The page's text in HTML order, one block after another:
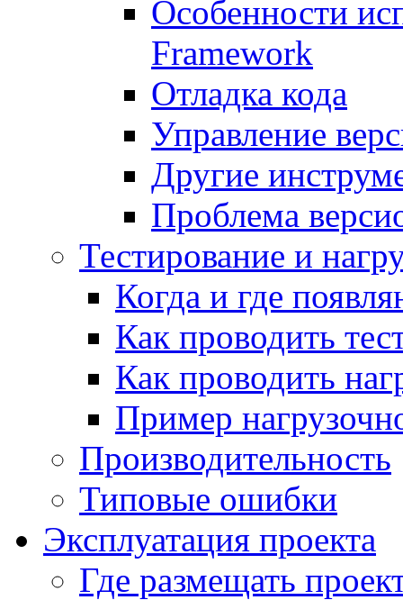
Особенности
Framework
Отладка кода
Управление
Другие
Проблема
Тестирование и
Когда и где
Как проводить
Как проводить
Пример
Производительность
Типовые ошибки
Эксплуатация проекта
Где размещать